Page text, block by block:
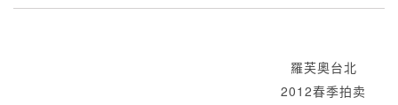
羅芙奧台北
2012春季拍卖